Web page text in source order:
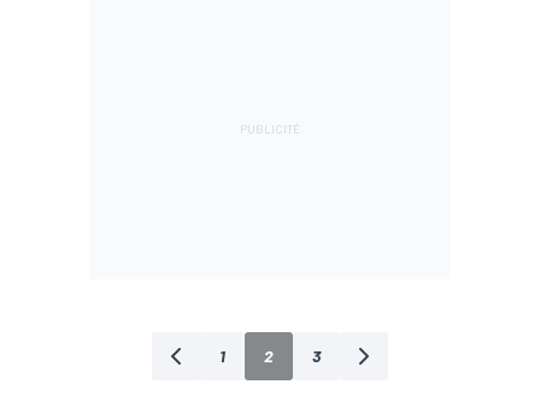
1 2 3